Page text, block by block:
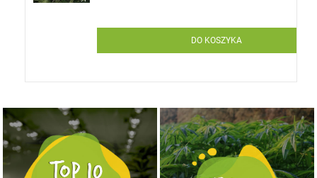
DO KOSZYKA
NASIONA MARIHUANY TOP 10 INDOOR
KUP TERAZ NASIONA MARIHUANY TOP 10 OUTDOOR
KUP TERAZ